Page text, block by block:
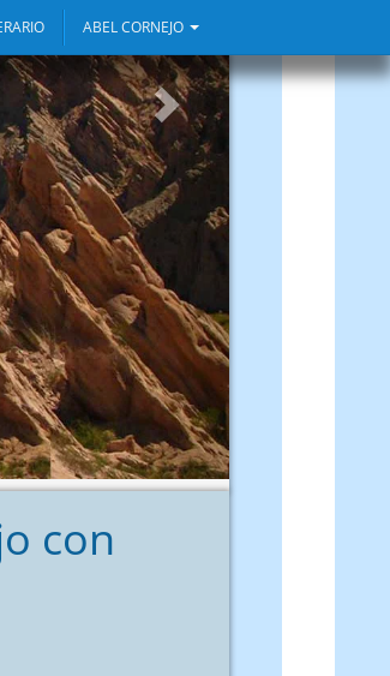
ABEL CORNEJO
Siguiente
con